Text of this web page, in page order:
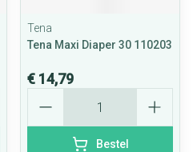
Tena
Tena Maxi Diaper 30 110203
€ 14,79
Bestel